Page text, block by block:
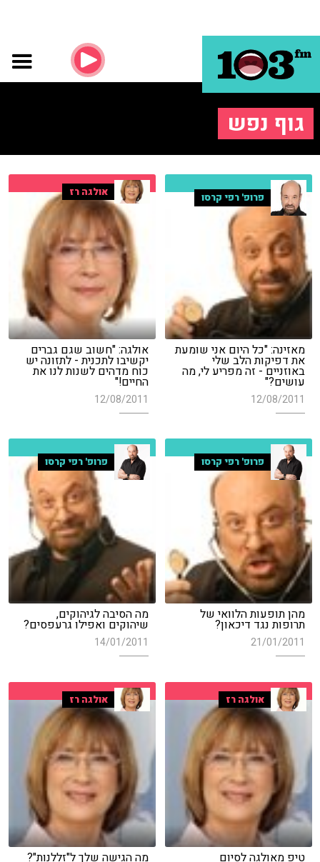
גוף נפש
פרופ' רפי קרסו
מאזינה: "כל היום אני שומעת
את דפיקות הלב שלי
באוזניים - זה מפריע לי, מה
עושים?"
12/08/2011
אולגה רז
אולגה: "חשוב שגם גברים
יקשיבו לתכנית - לתזונה יש
כוח מדהים לשנות לנו את
החיים!"
12/08/2011
פרופ' רפי קרסו
מהן תופעות הלוואי של
תרופות נגד דיכאון?
21/01/2011
פרופ' רפי קרסו
מה הסיבה לגיהוקים,
שיהוקים ואפילו גרעפסים?
14/01/2011
אולגה רז
טיפ מאולגה לסיום
אולגה רז
מה הגישה שלך ל"זללנות"?